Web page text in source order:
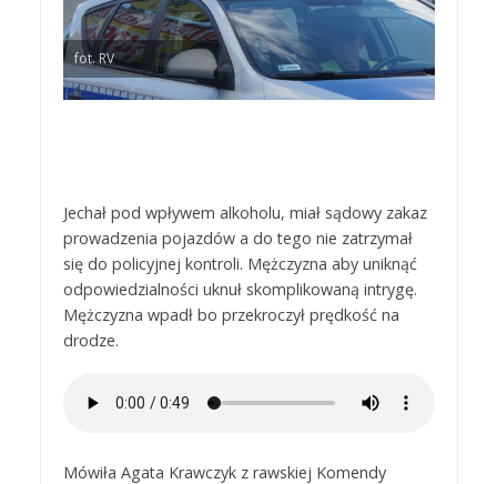
fot. RV
Jechał pod wpływem alkoholu, miał sądowy zakaz
prowadzenia pojazdów a do tego nie zatrzymał
się do policyjnej kontroli. Mężczyzna aby uniknąć
odpowiedzialności uknuł skomplikowaną intrygę.
Mężczyzna wpadł bo przekroczył prędkość na
drodze.
Mówiła Agata Krawczyk z rawskiej Komendy